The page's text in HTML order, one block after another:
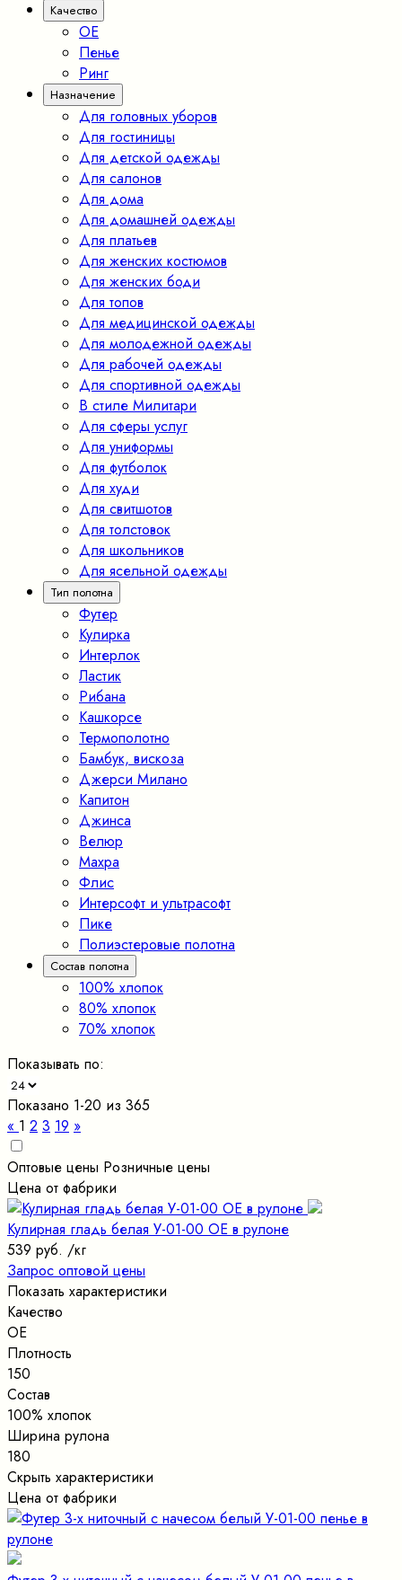
Качество
ОЕ
Пенье
Ринг
Назначение
Для головных уборов
Для гостиницы
Для детской одежды
Для салонов
Для дома
Для домашней одежды
Для платьев
Для женских костюмов
Для женских боди
Для топов
Для медицинской одежды
Для молодежной одежды
Для рабочей одежды
Для спортивной одежды
В стиле Милитари
Для сферы услуг
Для униформы
Для футболок
Для худи
Для свитшотов
Для толстовок
Для школьников
Для ясельной одежды
Тип полотна
Футер
Кулирка
Интерлок
Ластик
Рибана
Кашкорсе
Термополотно
Бамбук, вискоза
Джерси Милано
Капитон
Джинса
Велюр
Махра
Флис
Интерсофт и ультрасофт
Пике
Полиэстеровые полотна
Состав полотна
100% хлопок
80% хлопок
70% хлопок
Показывать по:
Показано 1-20 из 365
« 1 2 3 19 »
Оптовые цены Розничные цены
Цена от фабрики
Кулирная гладь белая У-01-00 ОЕ в рулоне
539 руб. /кг
Запрос оптовой цены
Показать характеристики
Качество
ОЕ
Плотность
150
Состав
100% хлопок
Ширина рулона
180
Скрыть характеристики
Цена от фабрики